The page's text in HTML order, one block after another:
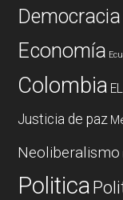
Democracia
Economía
Colombia
Justicia de paz
Neoliberalismo
Politica